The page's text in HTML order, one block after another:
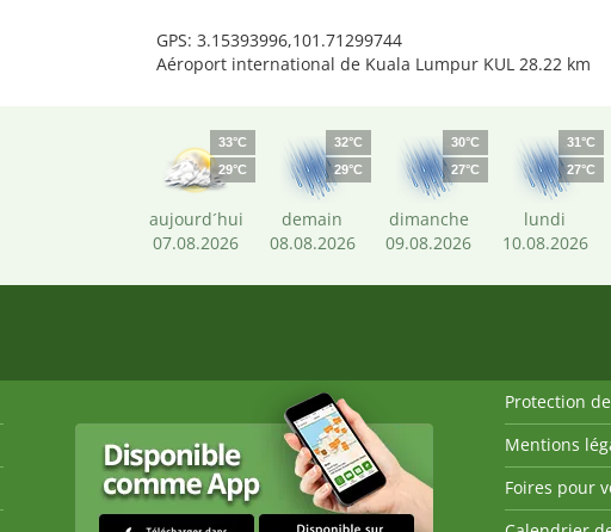
GPS: 3.15393996,101.71299744
Aéroport international de Kuala Lumpur KUL 28.22 km
33°C
29°C
aujourd´hui
07.08.2026
32°C
29°C
demain
08.08.2026
30°C
27°C
dimanche
09.08.2026
31°C
27°C
lundi
10.08.2026
Protection
Mentions
Foires pour